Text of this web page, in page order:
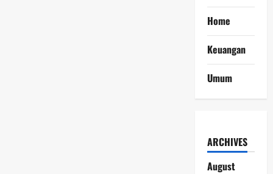
Home
Keuangan
Umum
ARCHIVES
August